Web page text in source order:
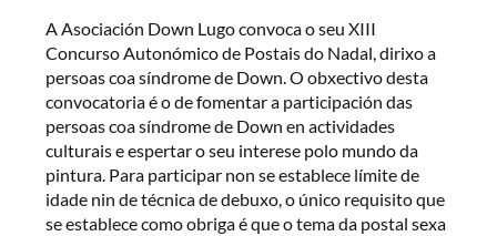
A Asociación Down Lugo convoca o seu XIII
Concurso Autonómico de Postais do Nadal, dirixo a
persoas coa síndrome de Down. O obxectivo desta
convocatoria é o de fomentar a participación das
persoas coa síndrome de Down en actividades
culturais e espertar o seu interese polo mundo da
pintura. Para participar non se establece límite de
idade nin de técnica de debuxo, o único requisito que
se establece como obriga é que o tema da postal sexa